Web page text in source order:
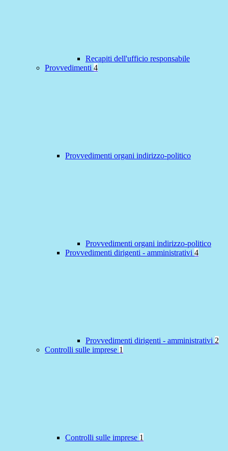
Recapiti dell'ufficio responsabile
Provvedimenti 4
Provvedimenti organi indirizzo-politico
Provvedimenti organi indirizzo-politico
Provvedimenti dirigenti - amministrativi 4
Provvedimenti dirigenti - amministrativi 2
Controlli sulle imprese 1
Controlli sulle imprese 1